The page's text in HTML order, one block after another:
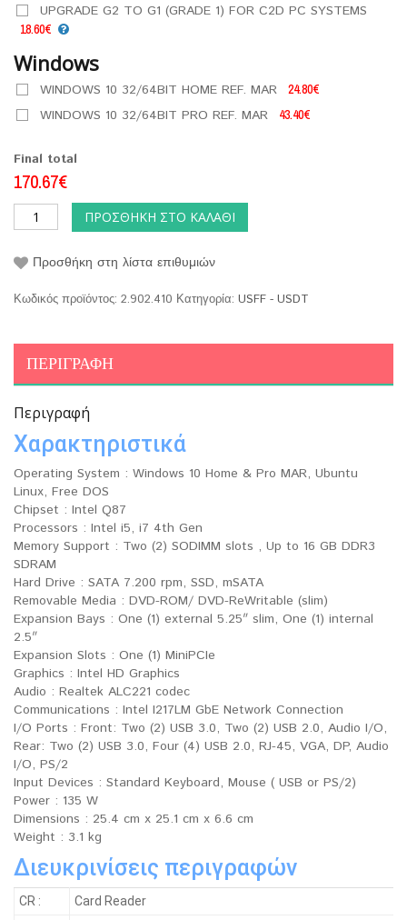
UPGRADE G2 TO G1 (GRADE 1) FOR C2D PC SYSTEMS
18.60€
Windows
WINDOWS 10 32/64BIT HOME REF. MAR 24.80€
WINDOWS 10 32/64BIT PRO REF. MAR 43.40€
Final total
170.67€
ΠΡΟΣΘΉΚΗ ΣΤΟ ΚΑΛΆΘΙ
Προσθήκη στη λίστα επιθυμιών
Κωδικός προϊόντος: 2.902.410 Κατηγορία: USFF - USDT
ΠΕΡΙΓΡΑΦΉ
Περιγραφή
Χαρακτηριστικά
Operating System : Windows 10 Home & Pro MAR, Ubuntu
Linux, Free DOS
Chipset : Intel Q87
Processors : Intel i5, i7 4th Gen
Memory Support : Two (2) SODIMM slots , Up to 16 GB DDR3
SDRAM
Hard Drive : SATA 7.200 rpm, SSD, mSATA
Removable Media : DVD-ROM/ DVD-ReWritable (slim)
Expansion Bays : One (1) external 5.25″ slim, One (1) internal
2.5″
Expansion Slots : One (1) MiniPCIe
Graphics : Intel HD Graphics
Audio : Realtek ALC221 codec
Communications : Intel I217LM GbE Network Connection
I/O Ports : Front: Two (2) USB 3.0, Two (2) USB 2.0, Audio I/O,
Rear: Two (2) USB 3.0, Four (4) USB 2.0, RJ-45, VGA, DP, Audio
I/O, PS/2
Input Devices : Standard Keyboard, Mouse ( USB or PS/2)
Power : 135 W
Dimensions : 25.4 cm x 25.1 cm x 6.6 cm
Weight : 3.1 kg
Διευκρινίσεις περιγραφών
CR :
Card Reader